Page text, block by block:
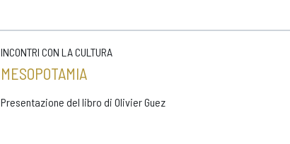
INCONTRI CON LA CULTURA
MESOPOTAMIA
Presentazione del libro di Olivier Guez